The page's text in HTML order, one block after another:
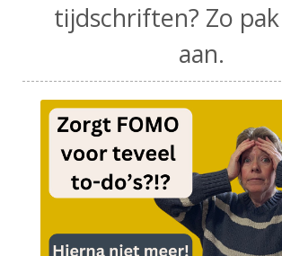
tijdschriften? Zo
aan.